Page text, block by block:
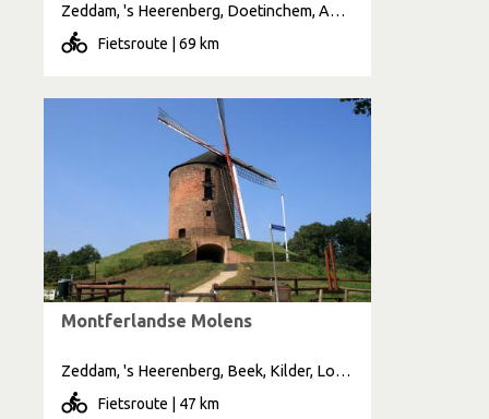
Zeddam, 's Heerenberg, Doetinchem, Azewijn
Fietsroute | 69 km
Montferlandse Molens
Zeddam, 's Heerenberg, Beek, Kilder, Loerbeek
Fietsroute | 47 km